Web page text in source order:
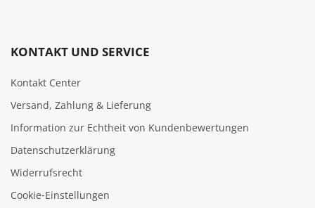
KONTAKT UND SERVICE
Kontakt Center
Versand, Zahlung & Lieferung
Information zur Echtheit von Kundenbewertungen
Datenschutzerklärung
Widerrufsrecht
Cookie‑Einstellungen